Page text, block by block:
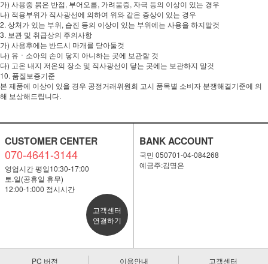
가) 사용중 붉은 반점, 부어오름, 가려움증, 자극 등의 이상이 있는 경우
나) 적용부위가 직사광선에 의하여 위와 같은 증상이 있는 경우
2. 상처가 있는 부위, 습진 등의 이상이 있는 부위에는 사용을 하지말것
3. 보관 및 취급상의 주의사항
가) 사용후에는 반드시 마개를 닫아둘것
나) 유ㆍ소아의 손이 닿지 아니하는 곳에 보관할 것
다) 고온 내지 저온의 장소 및 직사광선이 닿는 곳에는 보관하지 말것
10. 품질보증기준
본 제품에 이상이 있을 경우 공정거래위원회 고시 품목별 소비자 분쟁해결기준에 의
해 보상해드립니다.
CUSTOMER CENTER
070-4641-3144
영업시간 평일10:30-17:00
토.일(공휴일 휴무)
12:00-1:000 점시시간
고객센터
연결하기
BANK ACCOUNT
국민 050701-04-084268
예금주:김명은
PC 버전 이용안내 고객센터